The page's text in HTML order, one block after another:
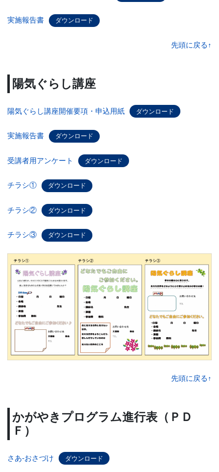
実施報告書 ダウンロード
先頭に戻る↑
陽気ぐらし講座
陽気ぐらし講座開催要項・申込用紙 ダウンロード
実施報告書 ダウンロード
受講者用アンケート ダウンロード
チラシ① ダウンロード
チラシ② ダウンロード
チラシ③ ダウンロード
先頭に戻る↑
かがやきプログラム進行表（ＰＤ
Ｆ）
さあ-おさづけ ダウンロード